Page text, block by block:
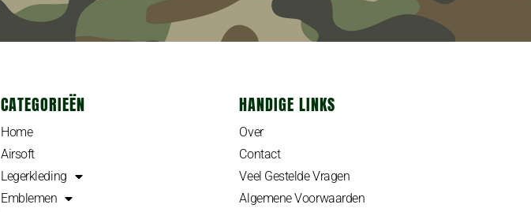
CATEGORIEËN
Home
Airsoft
Legerkleding
Emblemen
HANDIGE LINKS
Over
Contact
Veel Gestelde Vragen
Algemene Voorwaarden